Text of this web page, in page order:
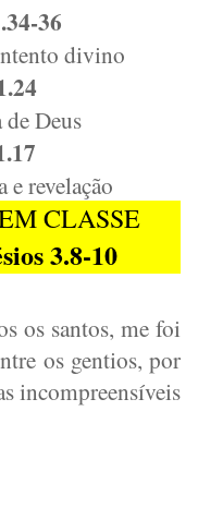
36
divino
Deus
e revelação
CLASSE
3.8-10
os santos, me foi
os gentios, por
incompreensíveis